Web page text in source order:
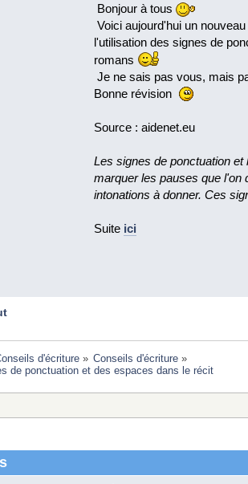
Bonjour à tous
Voici aujourd'hui un
l'utilisation des signes de
romans
Je ne sais pas vous, mais
Bonne révision
Source : aidenet.eu
Les signes de ponctuation
marquer les pauses que l'on
intonations à donner. Ces
Suite ici
d'écriture» Conseils d'écriture »
de ponctuation et des espaces dans le récit